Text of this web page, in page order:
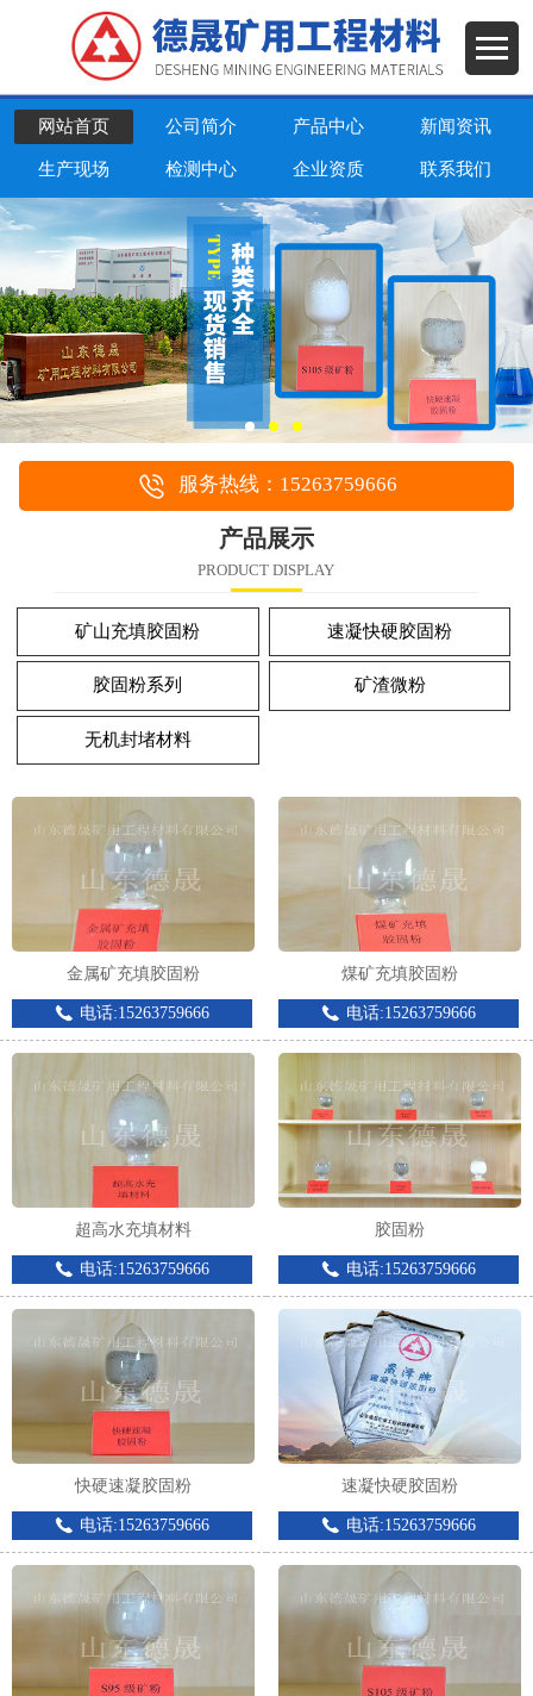
网站首页 公司简介 产品中心 新闻资讯
生产现场 检测中心 企业资质 联系我们
服务热线：15263759666
产品展示
PRODUCT DISPLAY
矿山充填胶固粉 速凝快硬胶固粉
胶固粉系列 矿渣微粉
无机封堵材料
金属矿充填胶固粉
电话:15263759666
煤矿充填胶固粉
电话:15263759666
超高水充填材料
电话:15263759666
胶固粉
电话:15263759666
快硬速凝胶固粉
电话:15263759666
速凝快硬胶固粉
电话:15263759666